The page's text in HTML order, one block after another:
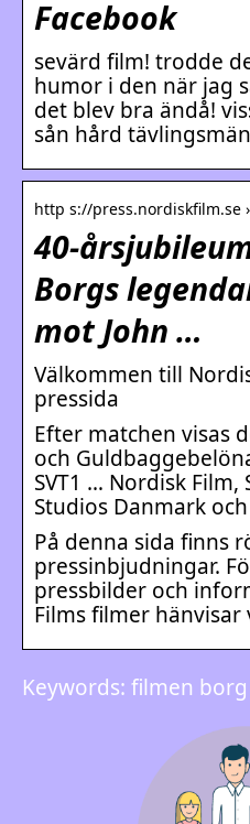
Facebook
sevärd film! trodde
humor i den när jag
det blev bra ändå!
sån hård
http s://press.nordiskfilm.se
40-
Borgs
mot John …
Välkommen till
pressida
Efter matchen visas
och
SVT1 … Nordisk Film,
Studios Danmark
På denna sida finns
pressinbjudningar.
pressbilder och
Films filmer
Keywords: filmen